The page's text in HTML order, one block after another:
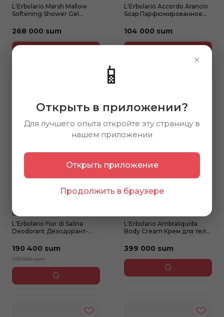
×
📱
Открыть в приложении?
Для лучшего опыта откройте эту страницу в
нашем приложении
Открыть приложение
Продолжить в браузере
L'Erbolario Marsh Mallow
Softening Shower Gel
268 000 sum
L'Erbolario Accordo Arancio
Soap Парфюмированное
104 000 sum
L'ERBOLARIO
L'Erbolario Fior di Salina
Deodorant Дезодорант-
190 400 sum
272 000 sum
L'Erbolario Ambraliquida
Body Cream Крем для тела
399 000 sum